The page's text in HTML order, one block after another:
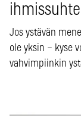
Jos ystävän
ole yksin – kyse
vahvimpiinkin